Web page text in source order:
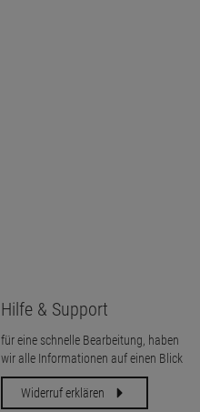
Hilfe & Support
für eine schnelle Bearbeitung, haben
wir alle Informationen auf einen Blick
Widerruf erklären